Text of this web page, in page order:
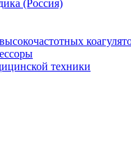
(Россия)
техники